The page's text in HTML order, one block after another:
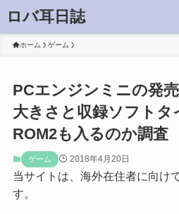
ロバ耳日誌
ホーム ゲーム
PCエンジンミニの発
大きさと収録ソフトタ
ROM2も入るのか調査
ゲーム 2018年4月20日
当サイトは、海外在住者に向け
す。